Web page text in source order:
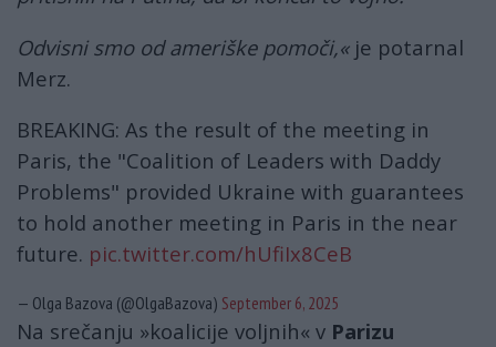
Odvisni smo od ameriške pomoči,«je potarnal
Merz.
BREAKING: As the result of the meeting in
Paris, the "Coalition of Leaders with Daddy
Problems" provided Ukraine with guarantees
to hold another meeting in Paris in the near
future. pic.twitter.com/hUfiIx8CeB
— Olga Bazova (@OlgaBazova) September 6, 2025
Na srečanju »koalicije voljnih« v Parizu